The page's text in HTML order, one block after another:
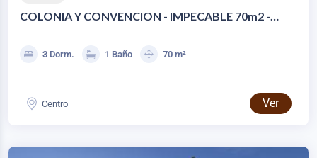
COLONIA Y CONVENCION - IMPECABLE 70m2 -
3 Dorm. 1 Baño 70 m²
Centro Ver